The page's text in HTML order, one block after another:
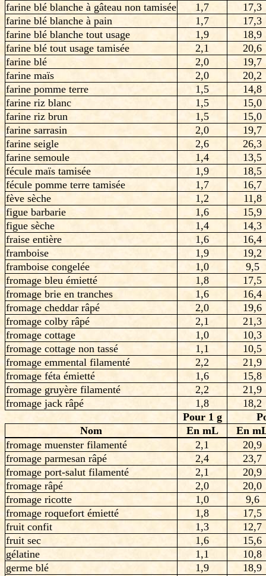
farine blé blanche à gâteau non tamisée
1,7
17,3
farine blé blanche à pain
1,7
17,3
farine blé blanche tout usage
1,9
18,9
farine blé tout usage tamisée
2,1
20,6
farine blé
2,0
19,7
farine maïs
2,0
20,2
farine pomme terre
1,5
14,8
farine riz blanc
1,5
15,0
farine riz brun
1,5
15,0
farine sarrasin
2,0
19,7
farine seigle
2,6
26,3
farine semoule
1,4
13,5
fécule maïs tamisée
1,9
18,5
fécule pomme terre tamisée
1,7
16,7
fève sèche
1,2
11,8
figue barbarie
1,6
15,9
figue sèche
1,4
14,3
fraise entière
1,6
16,4
framboise
1,9
19,2
framboise congelée
1,0
9,5
fromage bleu émietté
1,8
17,5
fromage brie en tranches
1,6
16,4
fromage cheddar râpé
2,0
19,6
fromage colby râpé
2,1
21,3
fromage cottage
1,0
10,3
fromage cottage non tassé
1,1
10,5
fromage emmental filamenté
2,2
21,9
fromage féta émietté
1,6
15,8
fromage gruyère filamenté
2,2
21,9
fromage jack râpé
1,8
18,2
Pour 1 g
Nom
En mL
En
fromage muenster filamenté
2,1
20,9
fromage parmesan râpé
2,4
23,7
fromage port-salut filamenté
2,1
20,9
fromage râpé
2,0
20,0
fromage ricotte
1,0
9,6
fromage roquefort émietté
1,8
17,5
fruit confit
1,3
12,7
fruit sec
1,6
15,6
gélatine
1,1
10,8
germe blé
1,9
18,9